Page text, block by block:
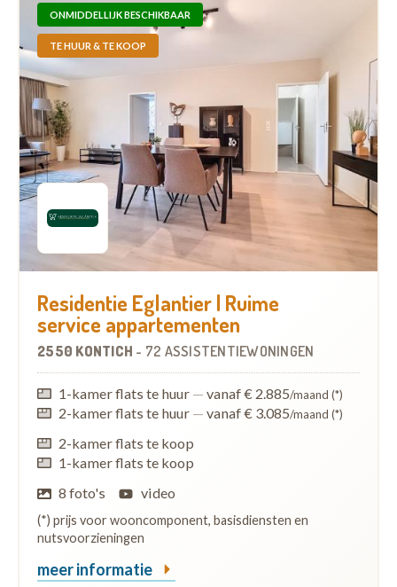
ONMIDDELLIJK BESCHIKBAAR
TE HUUR & TE KOOP
Residentie Eglantier | Ruime
service appartementen
2550 KONTICH - 72 ASSISTENTIEWONINGEN
1-kamer flats te huur — vanaf € 2.885/maand (*)
2-kamer flats te huur — vanaf € 3.085/maand (*)
2-kamer flats te koop
1-kamer flats te koop
8 foto's
video
(*) prijs voor wooncomponent, basisdiensten en
nutsvoorzieningen
meer informatie